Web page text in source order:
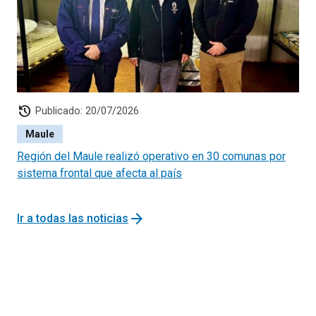
2,6% rechazados y 13,7% de la muestra es no elegible o
está en proceso.
Las regiones con mayor rechazo son Magallanes (7,8%)
y Antofagasta (5,2%). Luego siguen Arica y Parinacota
(3,3%), O´Higgins (3,2%) y Maule (3,2%).
history Publicado: 20/07/2026
Maule
Región del Maule realizó operativo en 30 comunas por
sistema frontal que afecta al país
Ir a todas las noticias arrow_forward